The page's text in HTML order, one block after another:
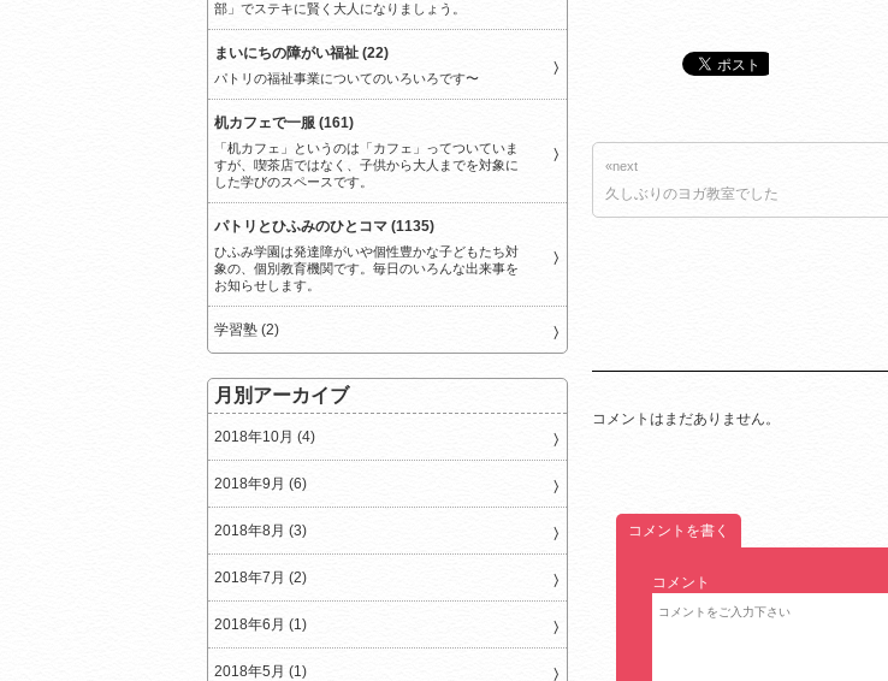
«next
久しぶりのヨガ教室でした
コメントはまだありません。
コメントを書く
コメント
部」でステキに賢く大人になりましょう。
まいにちの障がい福祉 (22)
パトリの福祉事業についてのいろいろです〜
机カフェで一服 (161)
「机カフェ」というのは「カフェ」ってついていま
すが、喫茶店ではなく、子供から大人までを対象に
した学びのスペースです。
パトリとひふみのひとコマ (1135)
ひふみ学園は発達障がいや個性豊かな子どもたち対
象の、個別教育機関です。毎日のいろんな出来事を
お知らせします。
学習塾 (2)
月別アーカイブ
2018年10月 (4)
2018年9月 (6)
2018年8月 (3)
2018年7月 (2)
2018年6月 (1)
2018年5月 (1)